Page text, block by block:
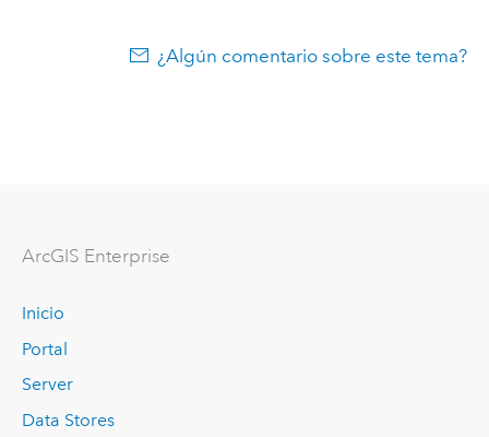
¿Algún comentario sobre este tema?
ArcGIS Enterprise
Inicio
Portal
Server
Data Stores